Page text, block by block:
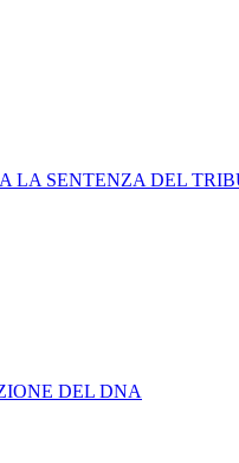
LA SENTENZA DEL
DEL DNA